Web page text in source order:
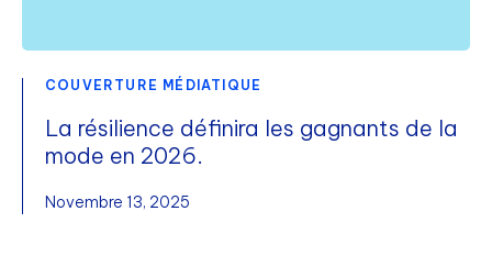
COUVERTURE MÉDIATIQUE
La résilience définira les gagnants de la
mode en 2026.
Novembre 13, 2025